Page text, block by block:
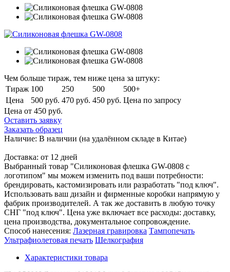
Чем больше тираж, тем ниже цена за штуку:
Тираж 100 250 500
500+
Цена
500 руб. 470 руб. 450 руб. Цена по запросу
Цена от 450 руб.
Оставить заявку
Заказать образец
Наличие: В наличии (на удалённом складе в Китае)
Доставка: от 12 дней
Выбранный товар "Силиконовая флешка GW-0808 с
логотипом" мы можем изменить под ваши потребности:
брендировать, кастомизировать или разработать "под ключ".
Использовать ваш дизайн и фирменные коробки напрямую у
фабрик производителей. А так же доставить в любую точку
СНГ "под ключ". Цена уже включает все расходы: доставку,
цена производства, документальное сопровождение.
Способ нанесения: Лазерная гравировка Тампопечать
Ультрафиолетовая печать Шелкография
Характеристики товара